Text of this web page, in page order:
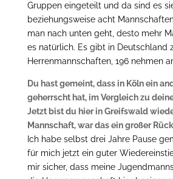
Gruppen eingeteilt und da sind es
beziehungsweise acht
man nach unten geht, desto mehr
es natürlich. Es gibt in Deutschland
Herrenmannschaften, 196 nehmen
Du hast gemeint, dass in Köln ein
geherrscht hat, im Vergleich zu
Jetzt bist du hier in Greifswald
Mannschaft, war das ein großer
Ich habe selbst drei Jahre Pause
für mich jetzt ein guter
mir sicher, dass meine